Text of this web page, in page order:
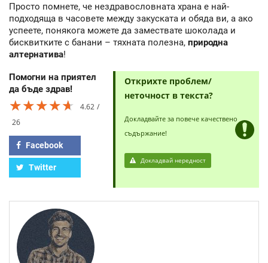
Просто помнете, че нездравословната храна е най-
подходяща в часовете между закуската и обяда ви, а ако
успеете, понякога можете да замествате шоколада и
бисквитките с банани – тяхната полезна, природна
алтернатива!
Помогни на приятел
да бъде здрав!
★★★★★
★★★★★
★★★★★
4.62
26
Facebook
Twitter
Открихте проблем/
неточност в текста?
Докладвайте за повече качествено
съдържание!
Докладвай нередност